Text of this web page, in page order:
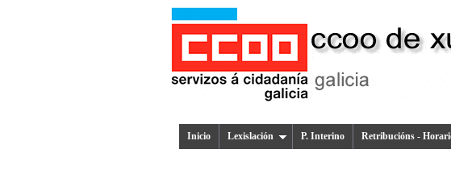
Inicio Lexislación P. Interino Retribucións -